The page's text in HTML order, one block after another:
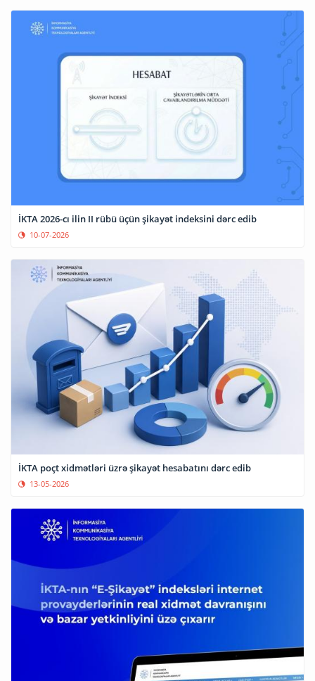
İKTA 2026-cı ilin II rübü üçün şikayət indeksini dərc edib
10-07-2026
İKTA poçt xidmətləri üzrə şikayət hesabatını dərc edib
13-05-2026